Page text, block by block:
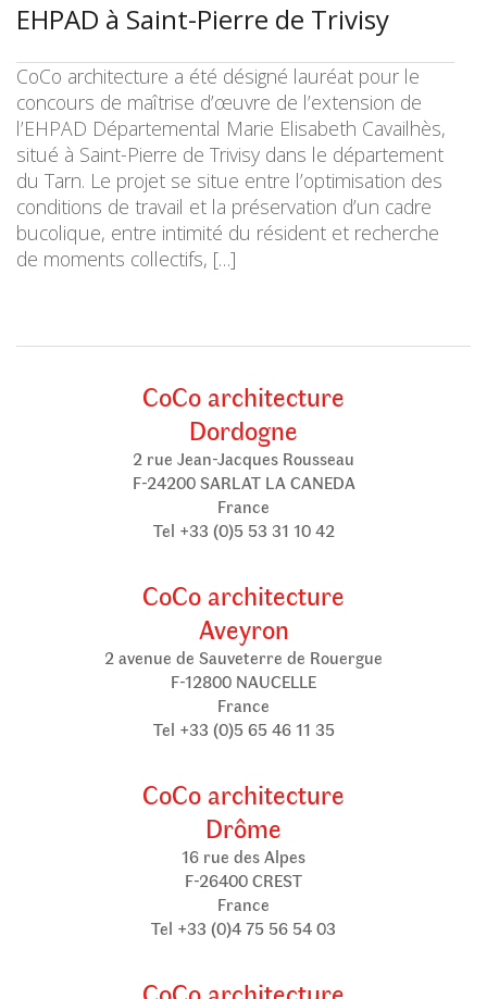
EHPAD à Saint-Pierre de Trivisy
CoCo architecture a été désigné lauréat pour le
concours de maîtrise d’œuvre de l’extension de
l’EHPAD Départemental Marie Elisabeth Cavailhès,
situé à Saint-Pierre de Trivisy dans le département
du Tarn. Le projet se situe entre l’optimisation des
conditions de travail et la préservation d’un cadre
bucolique, entre intimité du résident et recherche
de moments collectifs, […]
CoCo architecture
Dordogne
2 rue Jean-Jacques Rousseau
F-24200 SARLAT LA CANEDA
France
Tel +33 (0)5 53 31 10 42
CoCo architecture
Aveyron
2 avenue de Sauveterre de Rouergue
F-12800 NAUCELLE
France
Tel +33 (0)5 65 46 11 35
CoCo architecture
Drôme
16 rue des Alpes
F-26400 CREST
France
Tel +33 (0)4 75 56 54 03